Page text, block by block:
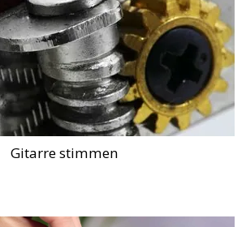
Gitarre stimmen